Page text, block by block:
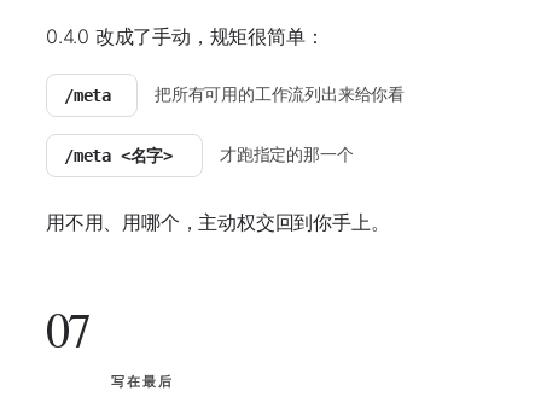
0.4.0 改成了手动 ，规矩很简单：
/meta 把所有可用的工作流列出来给你看
/meta <名字> 才跑指定的那一个
用不用、用哪个，主动权交回到你手上。
07
写在最后